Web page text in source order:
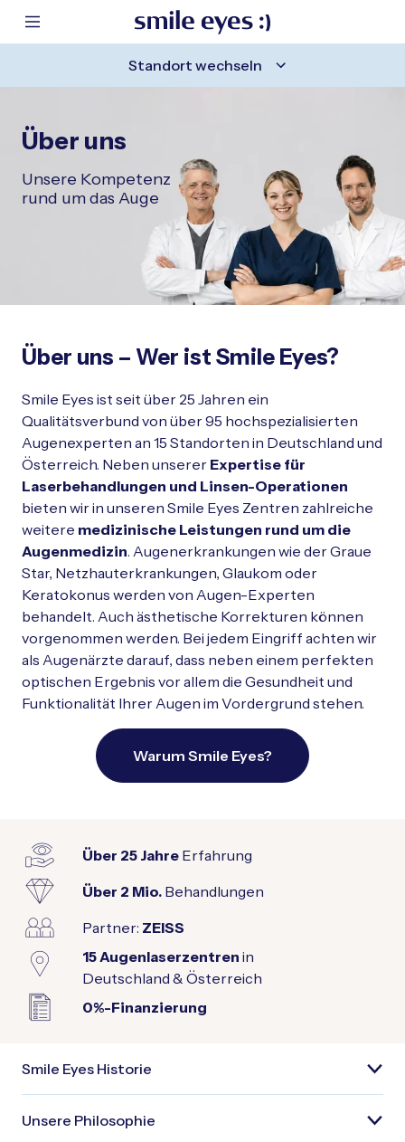
Header springen
springen
Fußzeile springenspringen
Standort wechseln
Mobile Navigation anzeigen
Über uns
Unsere Kompetenz
rund um das Auge
Über uns – Wer ist Smile Eyes?
Smile Eyes ist seit über 25 Jahren ein
Qualitätsverbund von über 95 hochspezialisierten
Augenexperten an 15 Standorten in Deutschland und
Österreich. Neben unserer Expertise für
Laserbehandlungen und Linsen-Operationen
bieten wir in unseren Smile Eyes Zentren zahlreiche
weitere medizinische Leistungen rund um die
Augenmedizin. Augenerkrankungen wie der Graue
Star, Netzhauterkrankungen, Glaukom oder
Keratokonus werden von Augen-Experten
behandelt. Auch ästhetische Korrekturen können
vorgenommen werden. Bei jedem Eingriff achten wir
als Augenärzte darauf, dass neben einem perfekten
optischen Ergebnis vor allem die Gesundheit und
Funktionalität Ihrer Augen im Vordergrund stehen.
Warum Smile Eyes?
Über 25 Jahre Erfahrung
Über 2 Mio.Behandlungen
Partner: ZEISS
15 Augenlaserzentren in
Deutschland & Österreich
0%-Finanzierung
Smile Eyes Historie
Unsere Philosophie